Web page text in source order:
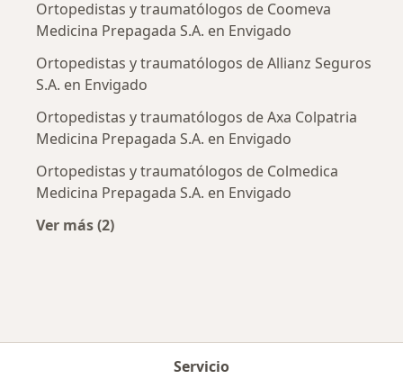
Ortopedistas y traumatólogos de Coomeva
Medicina Prepagada S.A. en Envigado
Ortopedistas y traumatólogos de Allianz Seguros
S.A. en Envigado
Ortopedistas y traumatólogos de Axa Colpatria
Medicina Prepagada S.A. en Envigado
Ortopedistas y traumatólogos de Colmedica
Medicina Prepagada S.A. en Envigado
Ver más (2)
Servicio